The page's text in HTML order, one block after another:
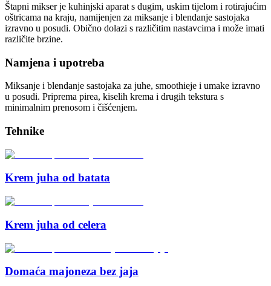
Štapni mikser je kuhinjski aparat s dugim, uskim tijelom i rotirajućim
oštricama na kraju, namijenjen za miksanje i blendanje sastojaka
izravno u posudi. Obično dolazi s različitim nastavcima i može imati
različite brzine.
Namjena i upotreba
Miksanje i blendanje sastojaka za juhe, smoothieje i umake izravno
u posudi. Priprema pirea, kiselih krema i drugih tekstura s
minimalnim prenosom i čišćenjem.
Tehnike
Krem juha od batata
Krem juha od celera
Domaća majoneza bez jaja